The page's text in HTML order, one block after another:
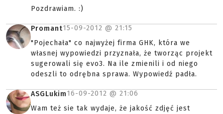
Pozdrawiam. :)
Promant15-09-2012 @ 21:15
"Pojechała" co najwyżej firma GHK, która we
własnej wypowiedzi przyznała, że tworząc projekt
sugerowali się evo3. Na ile zmienili i od niego
odeszli to odrębna sprawa. Wypowiedź padła.
ASGLukim16-09-2012 @ 21:06
Wam też sie tak wydaje, że jakość zdjęć jest